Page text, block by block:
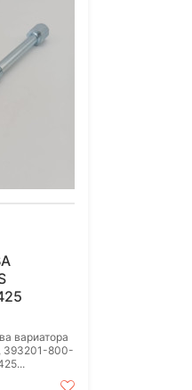
вариатора
393201-800-